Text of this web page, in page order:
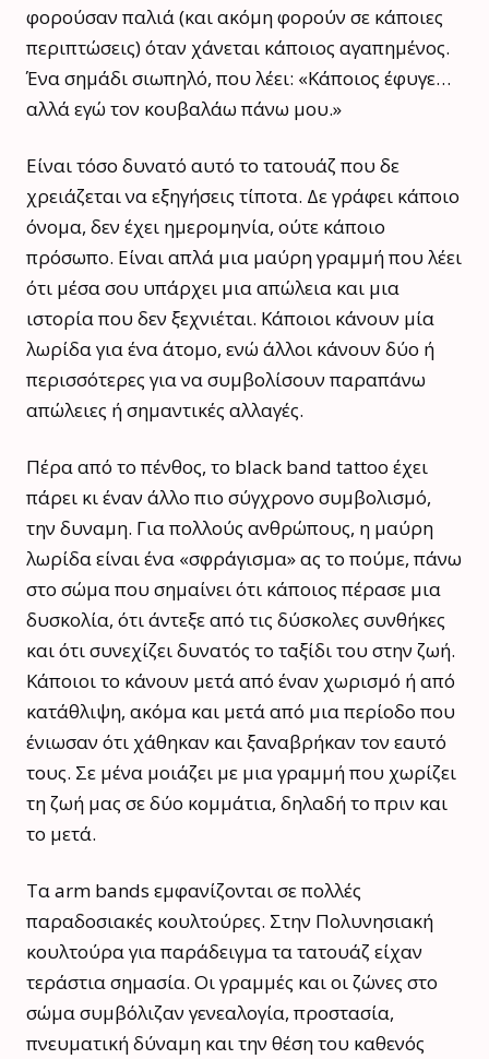
φορούσαν παλιά (και ακόμη φορούν σε κάποιες
περιπτώσεις) όταν χάνεται κάποιος αγαπημένος.
Ένα σημάδι σιωπηλό, που λέει: «Κάποιος έφυγε…
αλλά εγώ τον κουβαλάω πάνω μου.»
Είναι τόσο δυνατό αυτό το τατουάζ που δε
χρειάζεται να εξηγήσεις τίποτα. Δε γράφει κάποιο
όνομα, δεν έχει ημερομηνία, ούτε κάποιο
πρόσωπο. Είναι απλά μια μαύρη γραμμή που λέει
ότι μέσα σου υπάρχει μια απώλεια και μια
ιστορία που δεν ξεχνιέται. Κάποιοι κάνουν μία
λωρίδα για ένα άτομο, ενώ άλλοι κάνουν δύο ή
περισσότερες για να συμβολίσουν παραπάνω
απώλειες ή σημαντικές αλλαγές.
Πέρα από το πένθος, το black band tattoo έχει
πάρει κι έναν άλλο πιο σύγχρονο συμβολισμό,
την δυναμη. Για πολλούς ανθρώπους, η μαύρη
λωρίδα είναι ένα «σφράγισμα» ας το πούμε, πάνω
στο σώμα που σημαίνει ότι κάποιος πέρασε μια
δυσκολία, ότι άντεξε από τις δύσκολες συνθήκες
και ότι συνεχίζει δυνατός το ταξίδι του στην ζωή.
Κάποιοι το κάνουν μετά από έναν χωρισμό ή από
κατάθλιψη, ακόμα και μετά από μια περίοδο που
ένιωσαν ότι χάθηκαν και ξαναβρήκαν τον εαυτό
τους. Σε μένα μοιάζει με μια γραμμή που χωρίζει
τη ζωή μας σε δύο κομμάτια, δηλαδή το πριν και
το μετά.
Τα arm bands εμφανίζονται σε πολλές
παραδοσιακές κουλτούρες. Στην Πολυνησιακή
κουλτούρα για παράδειγμα τα τατουάζ είχαν
τεράστια σημασία. Οι γραμμές και οι ζώνες στο
σώμα συμβόλιζαν γενεαλογία, προστασία,
πνευματική δύναμη και την θέση του καθενός